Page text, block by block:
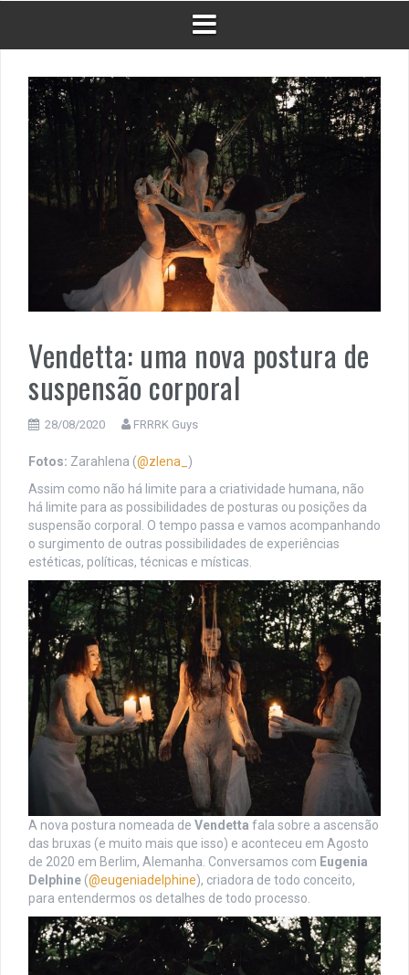
Vendetta: uma nova postura de
suspensão corporal
28/08/2020 FRRRK Guys
Fotos: Zarahlena (@zlena_ )
Assim como não há limite para a criatividade humana, não
há limite para as possibilidades de posturas ou posições da
suspensão corporal. O tempo passa e vamos acompanhando
o surgimento de outras possibilidades de experiências
estéticas, políticas, técnicas e místicas.
A nova postura nomeada de Vendetta fala sobre a ascensão
das bruxas (e muito mais que isso) e aconteceu em Agosto
de 2020 em Berlim, Alemanha. Conversamos com Eugenia
Delphine (@eugeniadelphine), criadora de todo conceito,
para entendermos os detalhes de todo processo.